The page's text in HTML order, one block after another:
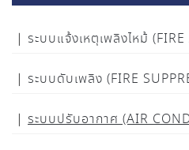
ระบบแจ้งเหตุเพลิงไหม้
ระบบดับเพลิง (FIRE
ระบบปรับอากาศ (AIR